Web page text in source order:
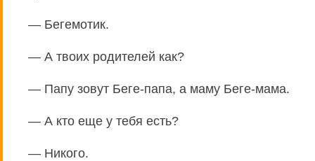
— Бегемотик.
— А твоих родителей как?
— Папу зовут Беге-папа, а маму Беге-мама.
— А кто еще у тебя есть?
— Никого.